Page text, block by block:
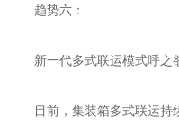
趋势六：
新一代多式联运模式呼之
目前，集装箱多式联运持